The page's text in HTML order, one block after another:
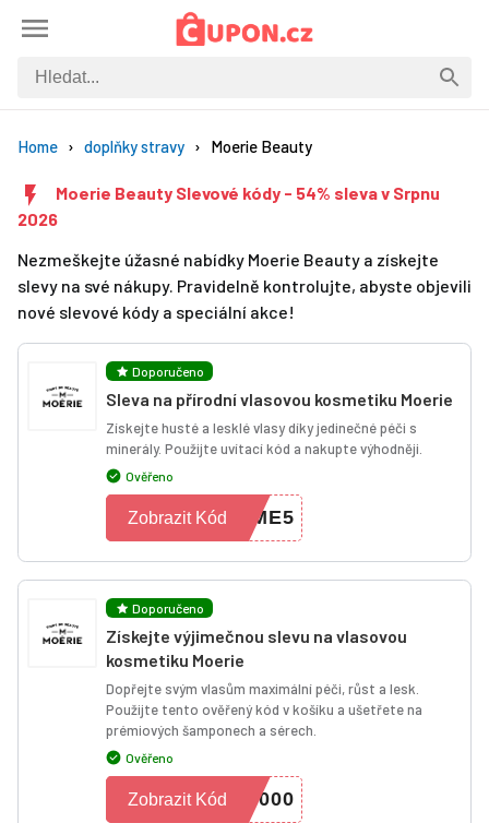
Home doplňky stravy Moerie Beauty
Moerie Beauty Slevové kódy - 54% sleva v Srpnu
2026
Nezmeškejte úžasné nabídky Moerie Beauty a získejte
slevy na své nákupy. Pravidelně kontrolujte, abyste objevili
nové slevové kódy a speciální akce!
Doporučeno
Sleva na přírodní vlasovou kosmetiku Moerie
Získejte husté a lesklé vlasy díky jedinečné péči s
minerály. Použijte uvítací kód a nakupte výhodněji.
Ověřeno
OME5
Zobrazit Kód
Doporučeno
Získejte výjimečnou slevu na vlasovou
kosmetiku Moerie
Dopřejte svým vlasům maximální péči, růst a lesk.
Použijte tento ověřený kód v košíku a ušetřete na
prémiových šamponech a sérech.
Ověřeno
U000
Zobrazit Kód